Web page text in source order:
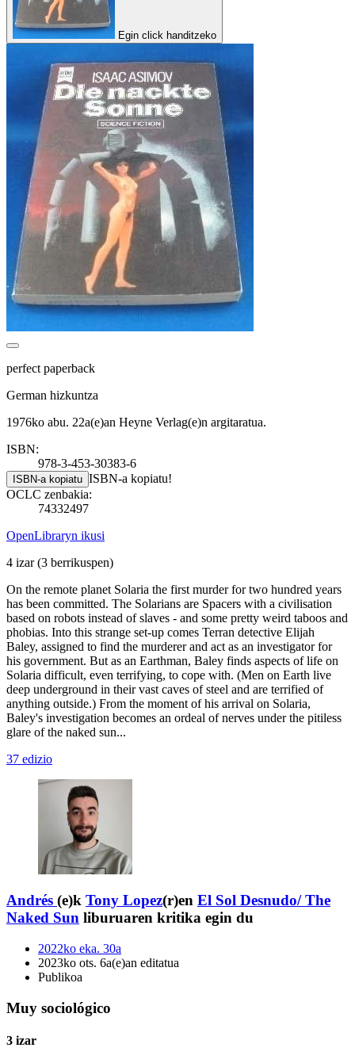
Egin click handitzeko
perfect paperback
German hizkuntza
1976ko abu. 22a(e)an Heyne Verlag(e)n argitaratua.
ISBN:
978-3-453-30383-6
ISBN-a kopiatu ISBN-a kopiatu!
OCLC zenbakia:
74332497
OpenLibraryn ikusi
4 izar(3 berrikuspen)
On the remote planet Solaria the first murder for two hundred years
has been committed. The Solarians are Spacers with a civilisation
based on robots instead of slaves - and some pretty weird taboos and
phobias. Into this strange set-up comes Terran detective Elijah
Baley, assigned to find the murderer and act as an investigator for
his government. But as an Earthman, Baley finds aspects of life on
Solaria difficult, even terrifying, to cope with. (Men on Earth live
deep underground in their vast caves of steel and are terrified of
anything outside.) From the moment of his arrival on Solaria,
Baley's investigation becomes an ordeal of nerves under the pitiless
glare of the naked sun...
37 edizio
Andrés (e)k Tony Lopez(r)en El Sol Desnudo/ The
Naked Sun liburuaren kritika egin du
2022ko eka. 30a
2023ko ots. 6a(e)an editatua
Publikoa
Muy sociológico
3 izar